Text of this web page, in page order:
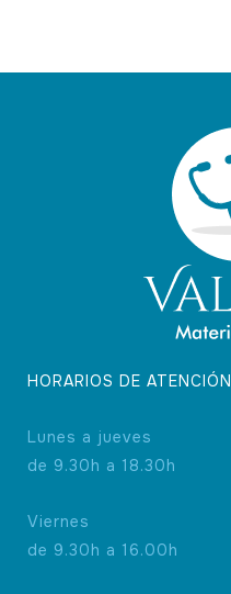
HORARIOS DE ATENCIÓN
Lunes a jueves
de 9.30h a 18.30h
Viernes
de 9.30h a 16.00h